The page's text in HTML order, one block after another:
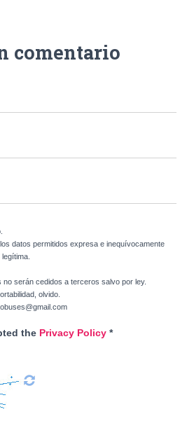
comentario
datos permitidos expresa e inequívocamente
serán cedidos a terceros salvo por ley.
olvido.
the Privacy Policy *